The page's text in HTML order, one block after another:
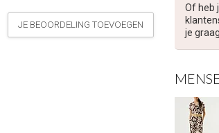
JE BEOORDELING TOEVOEGEN
Of heb
je